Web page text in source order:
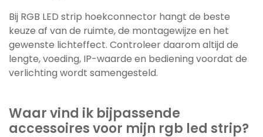
Bij RGB LED strip hoekconnector hangt de beste
keuze af van de ruimte, de montagewijze en het
gewenste lichteffect. Controleer daarom altijd de
lengte, voeding, IP-waarde en bediening voordat de
verlichting wordt samengesteld.
Waar vind ik bijpassende
accessoires voor mijn rgb led strip?